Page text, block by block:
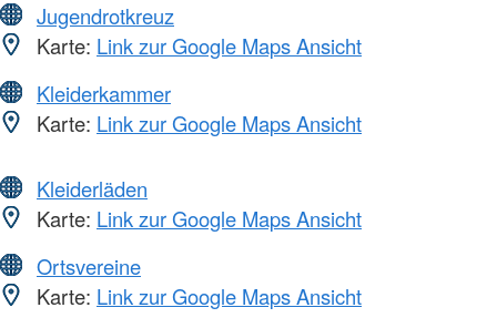
Jugendrotkreuz
Karte: Link zur Google Maps Ansicht
Kleiderkammer
Karte: Link zur Google Maps Ansicht
Kleiderläden
Karte: Link zur Google Maps Ansicht
Ortsvereine
Karte: Link zur Google Maps Ansicht